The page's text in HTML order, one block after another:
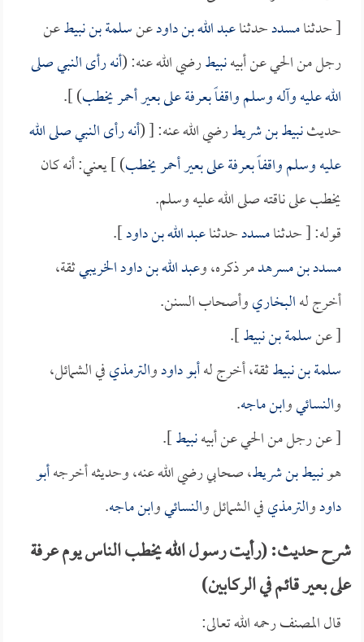
[ حدثنامسددحدثناعبد الله بن داودعنسلمة بن نبيطعن
رجل من الحي عن أبيهنبيطرضي الله عنه: (أنه رأى النبي صلى
الله عليه وآله وسلم واقفاً بعرفة على بعير أحمر يخطب) ].
حديثنبيط بن شريطرضي الله عنه: [ (أنه رأى النبي صلى الله
عليه وسلم واقفاً بعرفة على بعير أحمر يخطب) ] يعني: أنه كان
يخطب على ناقته صلى الله عليه وسلم.
قوله: [ حدثنامسددحدثناعبد الله بن داود].
مسدد بن مسرهدمر ذكره، وعبد الله بن داود الخريبيثقة،
أخرج لهالبخاريوأصحاب السنن.
[ عنسلمة بن نبيط].
سلمة بن نبيطثقة، أخرج لهأبو داودوالترمذيفي الشمائل،
والنسائيوابن ماجه.
[ عن رجل من الحي عن أبيهنبيط].
هونبيط بن شريط، صحابي رضي الله عنه، وحديثه أخرجهأبو
داودوالترمذيفي الشمائل والنسائيوابن ماجه.
شرح حديث: (رأيت رسول الله يخطب الناس يوم عرفة
على بعير قائم في الركابين)
قال المصنف رحمه الله تعالى: